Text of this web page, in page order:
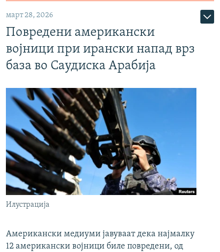
март 28, 2026
Повредени американски
војници при ирански напад врз
база во Саудиска Арабија
Илустрација
Американски медиуми јавуваат дека најмалку
12 американски војници биле повредени, од